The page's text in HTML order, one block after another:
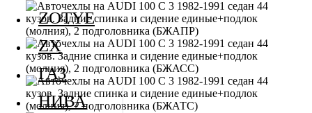
ZOTYE
ZX
ГАЗ
НИВА